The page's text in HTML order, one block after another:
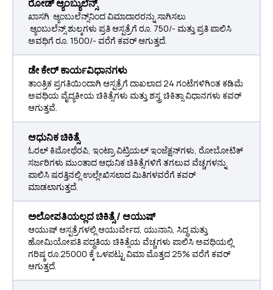
ರೋಡ್ ಆ್ಯಂಬ್ಯುಲೆನ್ಸ್
ಖಾಸಗಿ ಆ್ಯಂಬುಲೆನ್ಸ್‌ನಿಂದ ವಿಮಾದಾರರನ್ನು ಸಾಗಿಸಲು
ಆ್ಯಂಬುಲೆನ್ಸ್ ಶುಲ್ಕಗಳು ಪ್ರತಿ ಆಸ್ಪತ್ರೆಗೆ ರೂ. 750/- ಮತ್ತು ಪ್ರತಿ ಪಾಲಿಸಿ
ಅವಧಿಗೆ ರೂ. 1500/- ವರೆಗೆ ಕವರ್ ಆಗುತ್ತದೆ.
ಡೇ ಕೇರ್ ಕಾರ್ಯವಿಧಾನಗಳು
ತಾಂತ್ರಿಕ ಪ್ರಗತಿಯಿಂದಾಗಿ ಆಸ್ಪತ್ರೆಗೆ ದಾಖಲಾದ 24 ಗಂಟೆಗಳಿಗಿಂತ ಕಡಿಮೆ
ಅವಧಿಯ ವೈದ್ಯಕೀಯ ಚಿಕಿತ್ಸೆಗಳು ಮತ್ತು ಶಸ್ತ್ರ ಚಿಕಿತ್ಸಾ ವಿಧಾನಗಳು ಕವರ್
ಆಗುತ್ತವೆ.
ಆಧುನಿಕ ಚಿಕಿತ್ಸೆ
ಓರಲ್ ಕಿಮೋಥೆರಪಿ, ಇಂಟ್ರಾ ವಿಟ್ರಿಯಲ್ ಇಂಜೆಕ್ಷನ್‌ಗಳು, ರೋಬೋಟಿಕ್
ಸರ್ಜರಿಗಳು ಮುಂತಾದ ಆಧುನಿಕ ಚಿಕಿತ್ಸೆಗಳಿಗೆ ತಗಲುವ ವೆಚ್ಚಗಳನ್ನು
ಪಾಲಿಸಿ ಷರತ್ತಿನಲ್ಲಿ ಉಲ್ಲೇಖಿಸಲಾದ ಮಿತಿಗಳವರೆಗೆ ಕವರ್
ಮಾಡಲಾಗುತ್ತದೆ.
ಅಲೋಪತಿಯಲ್ಲದ ಚಿಕಿತ್ಸೆ / ಆಯುಷ್
ಆಯುಷ್ ಆಸ್ಪತ್ರೆಗಳಲ್ಲಿ ಆಯುರ್ವೇದ, ಯುನಾನಿ, ಸಿದ್ಧ ಮತ್ತು
ಹೋಮಿಯೋಪತಿ ಪದ್ಧತಿಯ ಚಿಕಿತ್ಸೆಯ ವೆಚ್ಚಗಳು ಪಾಲಿಸಿ ಅವಧಿಯಲ್ಲಿ
ಗರಿಷ್ಠ ರೂ.25000 ಕ್ಕೆ ಒಳಪಟ್ಟು ವಿಮಾ ಮೊತ್ತದ 25% ವರೆಗೆ ಕವರ್
ಆಗುತ್ತದೆ.